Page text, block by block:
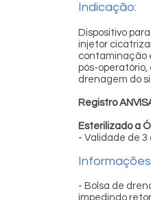
Indicação:
Dispositivo
injetor
contaminação
pós-
drenagem do
Registro
Esterilizado a
- Validade de
- Bolsa de
impedindo